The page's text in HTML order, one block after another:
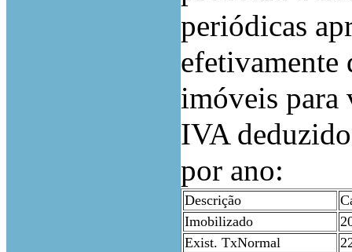
periódicas
efetivamente
imóveis para
IVA
por ano:
Descrição
Imobilizado
Exist. TxNormal